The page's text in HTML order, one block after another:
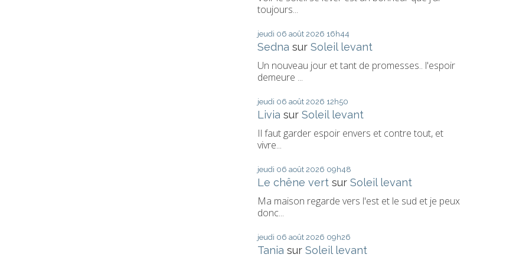
toujours...
jeudi 06 août 2026 16h44
Sedna surSoleil levant
Un nouveau jour et tant de promesses.. l'espoir
demeure ...
jeudi 06 août 2026 12h50
Livia surSoleil levant
Il faut garder espoir envers et contre tout, et
vivre...
jeudi 06 août 2026 09h48
Le chêne vert surSoleil levant
Ma maison regarde vers l'est et le sud et je peux
donc...
jeudi 06 août 2026 09h26
Tania surSoleil levant